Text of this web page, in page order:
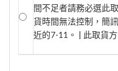
間不足者請務必選此
貨時間無法控制，簡
近的7-11。 | 此取貨